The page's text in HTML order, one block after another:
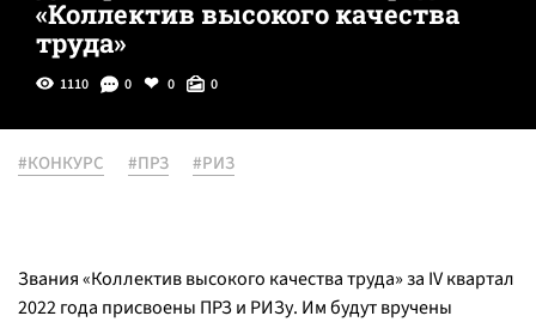
«Коллектив высокого качества
труда»
1110 0 0 0
#КОНКУРС #ПРЗ #РИЗ
Звания «Коллектив высокого качества труда» за IV квартал
2022 года присвоены ПРЗ и РИЗу. Им будут вручены